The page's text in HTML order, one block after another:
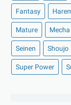
Fantasy
Mature Mecha
Seinen Shoujo
Super Power